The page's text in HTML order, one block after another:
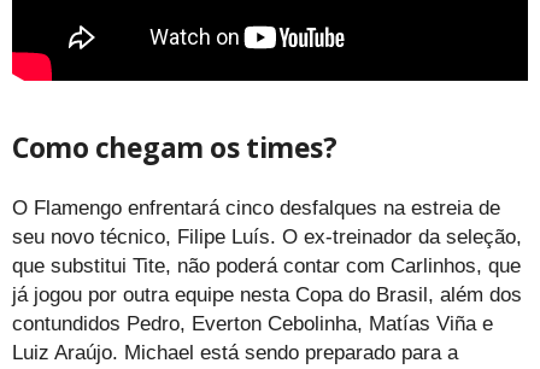
Como chegam os times?
O Flamengo enfrentará cinco desfalques na estreia de
seu novo técnico, Filipe Luís. O ex-treinador da seleção,
que substitui Tite, não poderá contar com Carlinhos, que
já jogou por outra equipe nesta Copa do Brasil, além dos
contundidos Pedro, Everton Cebolinha, Matías Viña e
Luiz Araújo. Michael está sendo preparado para a